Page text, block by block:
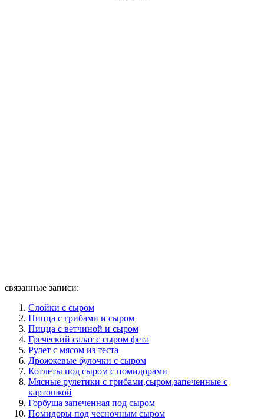
связанные записи:
Слойки с сыром
Пицца с грибами и сыром
Пицца с ветчиной и сыром
Греческий салат с сыром фета
Рулет с мясом из теста
Дрожжевые булочки с сыром
Котлеты под сыром с помидорами
Мясные рулетики с грибами,сыром,запеченные с
картошкой
Горбуша запеченная под сыром
Помидоры под чесночным сыром